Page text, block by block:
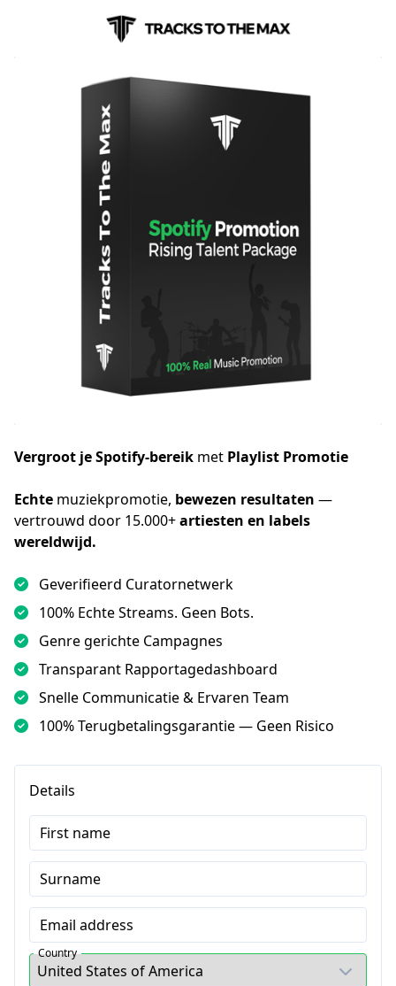
Vergroot je Spotify-bereik met Playlist Promotie
Echte muziekpromotie, bewezen resultaten —
vertrouwd door 15.000+ artiesten en labels
wereldwijd.
Geverifieerd Curatornetwerk
100% Echte Streams. Geen Bots.
Genre gerichte Campagnes
Transparant Rapportagedashboard
Snelle Communicatie & Ervaren Team
100% Terugbetalingsgarantie — Geen Risico
Details
First name
Surname
Email address
Country